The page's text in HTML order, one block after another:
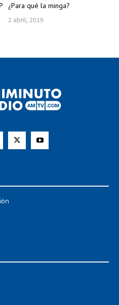
¿Para qué la minga?
2 abril, 2019